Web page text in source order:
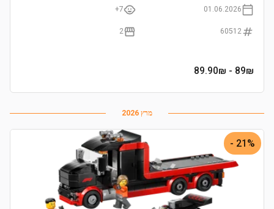
01.06.2026
7+
60512
2
89₪
- 89.90₪
מרץ 2026
21% -